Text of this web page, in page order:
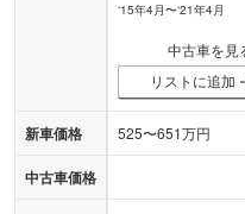
‘15年4月〜‘21年4月
中古車を見
リストに追加
新車価格 525〜651万円
中古車価格